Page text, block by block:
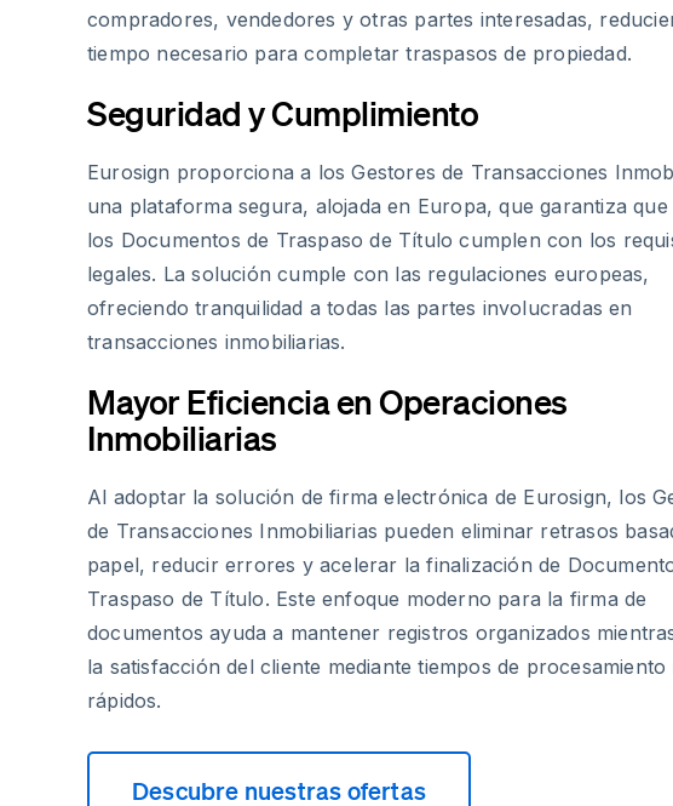
compradores, vendedores y otras partes interesadas,
tiempo necesario para completar traspasos de propiedad.
Seguridad y Cumplimiento
Eurosign proporciona a los Gestores de Transacciones
una plataforma segura, alojada en Europa, que garantiza que
los Documentos de Traspaso de Título cumplen con los
legales. La solución cumple con las regulaciones europeas,
ofreciendo tranquilidad a todas las partes involucradas en
transacciones inmobiliarias.
Mayor Eficiencia en Operaciones
Inmobiliarias
Al adoptar la solución de firma electrónica de Eurosign, los
de Transacciones Inmobiliarias pueden eliminar retrasos
papel, reducir errores y acelerar la finalización de
Traspaso de Título. Este enfoque moderno para la firma de
documentos ayuda a mantener registros organizados
la satisfacción del cliente mediante tiempos de procesamiento
rápidos.
Descubre nuestras ofertas